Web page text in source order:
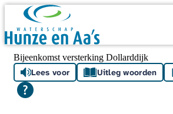
Skip navigation
Bijeenkomst versterking Dollarddijk
Lees voor Uitleg woorden